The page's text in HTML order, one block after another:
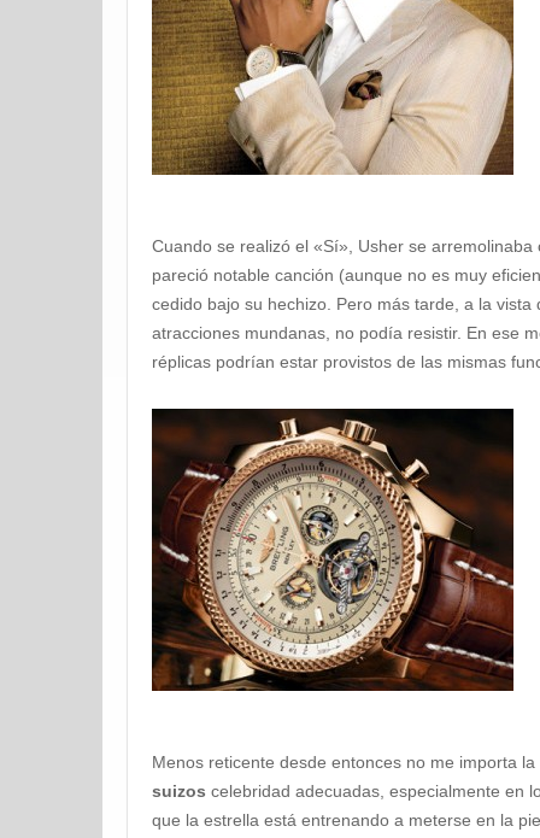
Cuando se realizó el «Sí», Usher se
pareció notable canción (aunque no es muy
cedido bajo su hechizo. Pero más tarde, a la vista
atracciones mundanas, no podía resistir. En ese
réplicas podrían estar provistos de las mismas
Menos reticente desde entonces no me importa
suizos celebridad adecuadas, especialmente en
que la estrella está entrenando a meterse en la